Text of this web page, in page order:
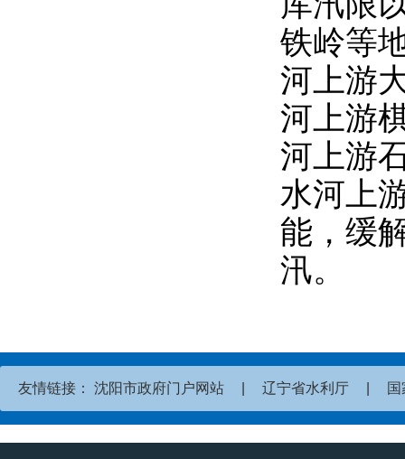
铁岭等
河上游
河上游
河上游
水河上
能，缓
汛。
友情链接： 沈阳市政府门户网站 辽宁省水利厅